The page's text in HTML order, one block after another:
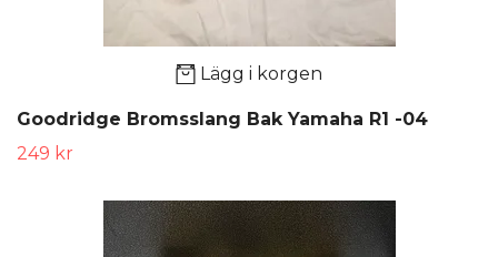
Lägg i korgen
Goodridge Bromsslang Bak Yamaha R1 -04
249 kr